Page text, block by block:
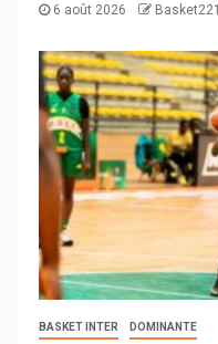
6 août 2026 Basket221
BASKET INTER DOMINANTE